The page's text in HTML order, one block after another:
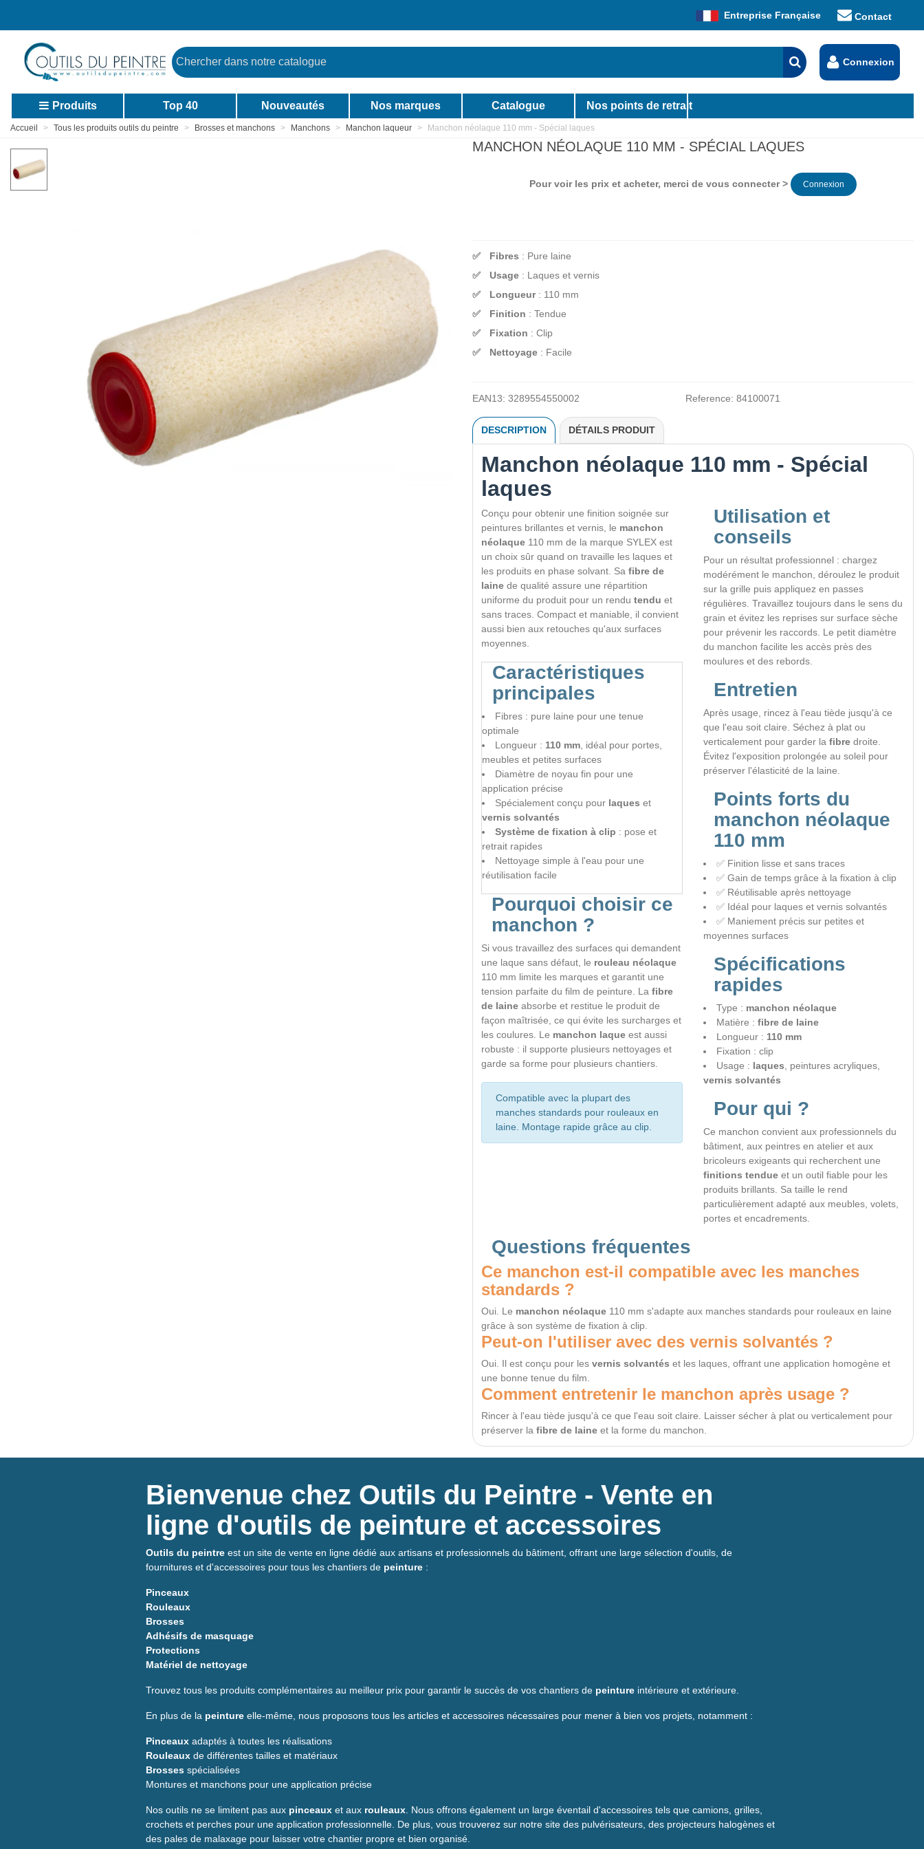
Entreprise Française Contact
Connexion
Produits Top 40 Nouveautés Nos marques Catalogue Nos points de retrait
Accueil > Tous les produits outils du peintre > Brosses et manchons > Manchons > Manchon laqueur > Manchon néolaque 110 mm - Spécial laques
MANCHON NÉOLAQUE 110 MM - SPÉCIAL LAQUES
Pour voir les prix et acheter, merci de vous connecter > Connexion
Fibres : Pure laine
Usage : Laques et vernis
Longueur: 110 mm
Finition : Tendue
Fixation : Clip
Nettoyage : Facile
EAN13: 3289554550002 Reference: 84100071
DESCRIPTION DÉTAILS PRODUIT
Manchon néolaque 110 mm - Spécial
laques
Conçu pour obtenir une finition soignée sur
peintures brillantes et vernis, le manchon
néolaque 110 mm de la marque SYLEX est
un choix sûr quand on travaille les laques et
les produits en phase solvant. Sa fibre de
laine de qualité assure une répartition
uniforme du produit pour un rendu tendu et
sans traces. Compact et maniable, il convient
aussi bien aux retouches qu'aux surfaces
moyennes.
Caractéristiques
principales
Fibres : pure laine pour une tenue
optimale
Longueur : 110 mm , idéal pour portes,
meubles et petites surfaces
Diamètre de noyau fin pour une
application précise
Spécialement conçu pour laques et
vernis solvantés
Système de fixation à clip : pose et
retrait rapides
Nettoyage simple à l'eau pour une
réutilisation facile
Pourquoi choisir ce
manchon ?
Si vous travaillez des surfaces qui demandent
une laque sans défaut, le rouleau néolaque
110 mm limite les marques et garantit une
tension parfaite du film de peinture. La fibre
de laine absorbe et restitue le produit de
façon maîtrisée, ce qui évite les surcharges et
les coulures. Le manchon laque est aussi
robuste : il supporte plusieurs nettoyages et
garde sa forme pour plusieurs chantiers.
Compatible avec la plupart des
manches standards pour rouleaux en
laine. Montage rapide grâce au clip.
Utilisation et
conseils
Pour un résultat professionnel : chargez
modérément le manchon, déroulez le produit
sur la grille puis appliquez en passes
régulières. Travaillez toujours dans le sens du
grain et évitez les reprises sur surface sèche
pour prévenir les raccords. Le petit diamètre
du manchon facilite les accès près des
moulures et des rebords.
Entretien
Après usage, rincez à l'eau tiède jusqu'à ce
que l'eau soit claire. Séchez à plat ou
verticalement pour garder la fibre droite.
Évitez l'exposition prolongée au soleil pour
préserver l'élasticité de la laine.
Points forts du
manchon néolaque
110 mm
✅ Finition lisse et sans traces
✅ Gain de temps grâce à la fixation à clip
✅ Réutilisable après nettoyage
✅ Idéal pour laques et vernis solvantés
✅ Maniement précis sur petites et
moyennes surfaces
Spécifications
rapides
Type : manchon néolaque
Matière : fibre de laine
Longueur : 110 mm
Fixation : clip
Usage : laques , peintures acryliques,
vernis solvantés
Pour qui ?
Ce manchon convient aux professionnels du
bâtiment, aux peintres en atelier et aux
bricoleurs exigeants qui recherchent une
finitions tendue et un outil fiable pour les
produits brillants. Sa taille le rend
particulièrement adapté aux meubles, volets,
portes et encadrements.
Questions fréquentes
Ce manchon est-il compatible avec les manches
standards ?
Oui. Le manchon néolaque 110 mm s'adapte aux manches standards pour rouleaux en laine
grâce à son système de fixation à clip.
Peut-on l'utiliser avec des vernis solvantés ?
Oui. Il est conçu pour les vernis solvantés et les laques, offrant une application homogène et
une bonne tenue du film.
Comment entretenir le manchon après usage ?
Rincer à l'eau tiède jusqu'à ce que l'eau soit claire. Laisser sécher à plat ou verticalement pour
préserver la fibre de laine et la forme du manchon.
Bienvenue chez Outils du Peintre - Vente en
ligne d'outils de peinture et accessoires
Outils du peintre est un site de vente en ligne dédié aux artisans et professionnels du bâtiment, offrant une large sélection d'outils, de
fournitures et d'accessoires pour tous les chantiers de peinture :
Pinceaux
Rouleaux
Brosses
Adhésifs de masquage
Protections
Matériel de nettoyage
Trouvez tous les produits complémentaires au meilleur prix pour garantir le succès de vos chantiers de peinture intérieure et extérieure.
En plus de la peinture elle-même, nous proposons tous les articles et accessoires nécessaires pour mener à bien vos projets, notamment :
Pinceaux adaptés à toutes les réalisations
Rouleaux de différentes tailles et matériaux
Brosses spécialisées
Montures et manchons pour une application précise
Nos outils ne se limitent pas aux pinceaux et aux rouleaux . Nous offrons également un large éventail d'accessoires tels que camions, grilles,
crochets et perches pour une application professionnelle. De plus, vous trouverez sur notre site des pulvérisateurs, des projecteurs halogènes et
des pales de malaxage pour laisser votre chantier propre et bien organisé.